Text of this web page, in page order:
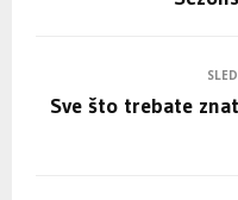
Sve što trebate